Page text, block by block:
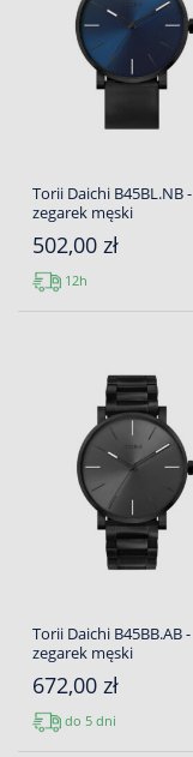
Torii Daichi B45BL.NB -
zegarek męski
502,00 zł
12h
Torii Daichi B45BB.AB -
zegarek męski
672,00 zł
do 5 dni